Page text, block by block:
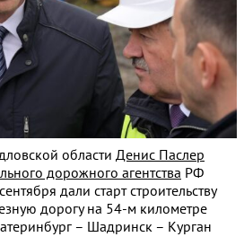
области Денис Паслер
дорожного агентства РФ
дали старт строительству
дорогу на 54-м километре
– Шадринск – Курган